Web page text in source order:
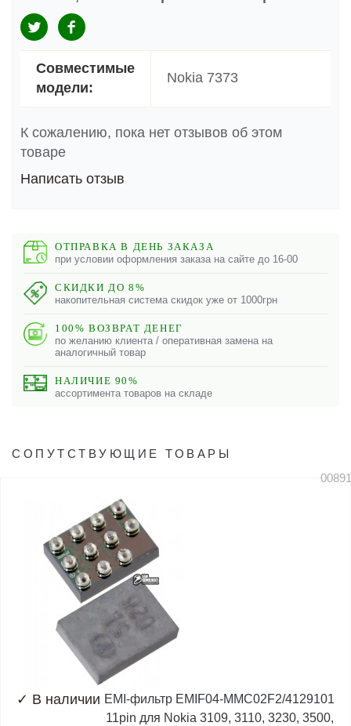
Совместимые
модели:
Nokia 7373
К сожалению, пока нет отзывов об этом
товаре
Написать отзыв
ОТПРАВКА В ДЕНЬ ЗАКАЗА
при условии оформления заказа на сайте до 16-00
СКИДКИ ДО 8%
накопительная система скидок уже от 1000грн
100% ВОЗВРАТ ДЕНЕГ
по желанию клиента / оперативная замена на
аналогичный товар
НАЛИЧИЕ 90%
ассортимента товаров на складе
СОПУТСТВУЮЩИЕ ТОВАРЫ
✓ В наличии EMI-фильтр EMIF04-MMC02F2/4129101
11pin для Nokia 3109, 3110, 3230, 3500,